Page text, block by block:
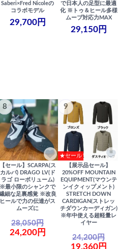
Saberi×Fred Nicoleの
コラボモデル
29,700円
で日本人の足型に最適
化 ※トゥ＆ヒール多様
ムーブ対応力MAX
29,150円
8
【セール】SCARPA(ス
カルパ) DRAGO LV(ド
ラゴ ローボリューム)
※最小限のシャンクで
細な足裏感覚 ※改良
ヒールで力の伝達がス
ムーズに
28,050円
24,200円
9
★セール
【展示品セール】
20%OFF MOUNTAIN
EQUIPMENT(マウンテ
ンイクィップメント)
STRETCH DOWN
CARDIGAN(ストレッ
チダウンカーディガン)
※年中使える超軽量レ
イヤー
24,200円
19,360円